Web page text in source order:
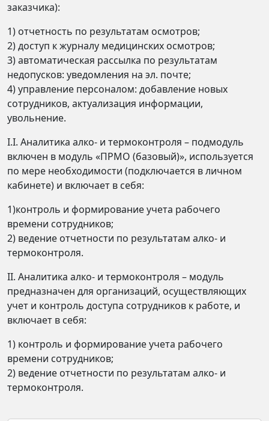
заказчика):
1) отчетность по результатам осмотров;
2) доступ к журналу медицинских осмотров;
3) автоматическая рассылка по результатам
недопусков: уведомления на эл. почте;
4) управление персоналом: добавление новых
сотрудников, актуализация информации,
увольнение.
I.I. Аналитика алко- и термоконтроля – подмодуль
включен в модуль «ПРМО (базовый)», используется
по мере необходимости (подключается в личном
кабинете) и включает в себя:
1)контроль и формирование учета рабочего
времени сотрудников;
2) ведение отчетности по результатам алко- и
термоконтроля.
II. Аналитика алко- и термоконтроля – модуль
предназначен для организаций, осуществляющих
учет и контроль доступа сотрудников к работе, и
включает в себя:
1) контроль и формирование учета рабочего
времени сотрудников;
2) ведение отчетности по результатам алко- и
термоконтроля.